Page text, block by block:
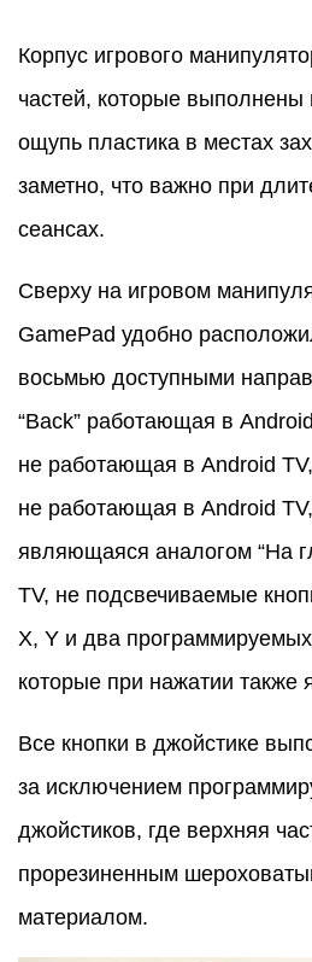
Корпус игрового
частей, которые выполнены
ощупь пластика в местах
заметно, что важно при
сеансах.
Сверху на игровом
GamePad удобно
восьмью доступными
“Back” работающая в
не работающая в Android TV,
не работающая в Android TV,
являющаяся аналогом “На
TV, не подсвечиваемые
X, Y и два
которые при нажатии также
Все кнопки в джойстике
за исключением
джойстиков, где верхняя
прорезиненным
материалом.